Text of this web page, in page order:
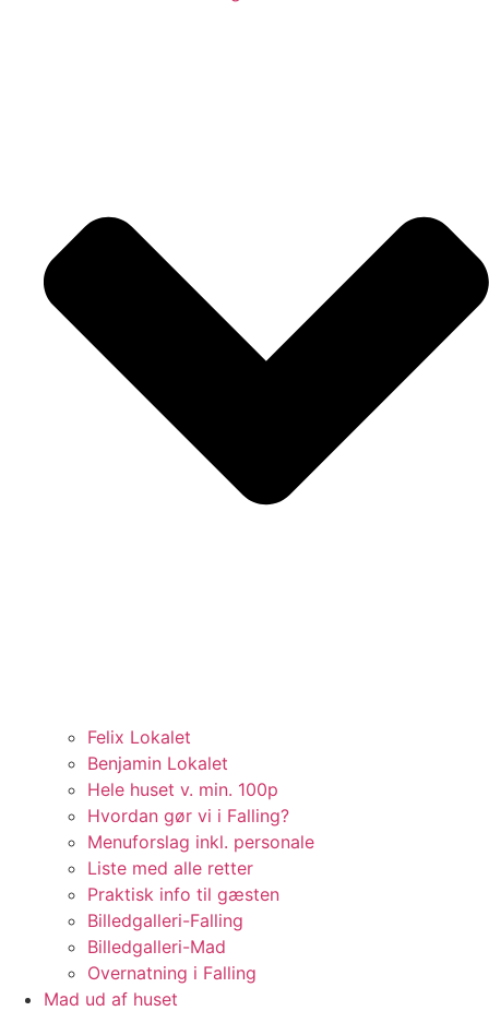
Felix Lokalet
Benjamin Lokalet
Hele huset v. min. 100p
Hvordan gør vi i Falling?
Menuforslag inkl. personale
Liste med alle retter
Praktisk info til gæsten
Billedgalleri-Falling
Billedgalleri-Mad
Overnatning i Falling
Mad ud af huset